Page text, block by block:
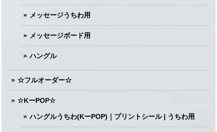
メッセージうちわ用
メッセージボード用
ハングル
☆フルオーダー☆
☆KーPOP☆
ハングルうちわ(KーPOP)｜プリントシール | うちわ用